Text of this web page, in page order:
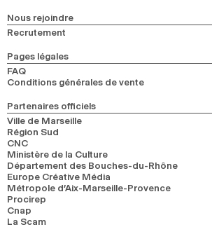
Nous rejoindre
Recrutement
Pages légales
FAQ
Conditions générales de vente
Partenaires officiels
Ville de Marseille
Région Sud
CNC
Ministère de la Culture
Département des Bouches-du-Rhône
Europe Créative Média
Métropole d’Aix-Marseille-Provence
Procirep
Cnap
La Scam